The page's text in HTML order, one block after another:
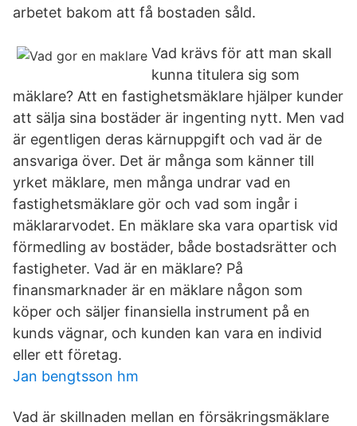
arbetet bakom att få bostaden såld.
Vad krävs för att man skall
kunna titulera sig som
mäklare? Att en fastighetsmäklare hjälper kunder
att sälja sina bostäder är ingenting nytt. Men vad
är egentligen deras kärnuppgift och vad är de
ansvariga över. Det är många som känner till
yrket mäklare, men många undrar vad en
fastighetsmäklare gör och vad som ingår i
mäklararvodet. En mäklare ska vara opartisk vid
förmedling av bostäder, både bostadsrätter och
fastigheter. Vad är en mäklare? På
finansmarknader är en mäklare någon som
köper och säljer finansiella instrument på en
kunds vägnar, och kunden kan vara en individ
eller ett företag.
Jan bengtsson hm
Vad är skillnaden mellan en försäkringsmäklare